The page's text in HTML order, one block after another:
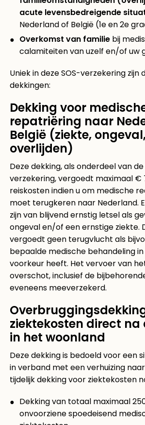
acute levensbedreigende
Nederland of België (1e en 2e
Overkomst van familie bij
calamiteiten van uzelf en/of uw
Uniek in deze SOS-verzekering zijn
dekkingen:
Dekking voor
repatriëring naar
België (ziekte,
overlijden)
Deze dekking, als onderdeel van de
verzekering, vergoedt maximaal €
reiskosten indien u om medische
moet terugkeren naar Nederland.
zijn van blijvend ernstig letsel als
ongeval en/of een ernstige ziekte.
vergoedt geen terugvlucht als
bepaalde medische behandeling
voorkeur heeft. Het vervoer van
overschot, inclusief de
eveneens meeverzekerd.
ziektekosten direct
in het woonland
Deze dekking is bedoeld voor een
in verband met een verhuizing
tijdelijk dekking voor ziektekosten
Dekking van totaal maximaal
onvoorziene spoedeisend